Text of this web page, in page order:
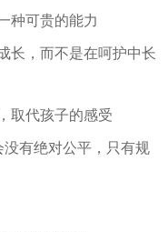
可贵的能力
，而不是在呵护中长
代孩子的感受
有绝对公平，只有规